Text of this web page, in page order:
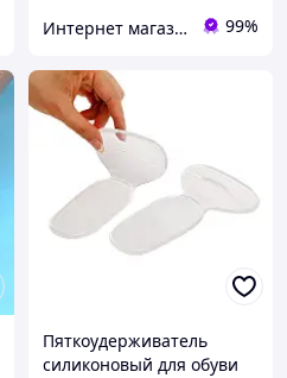
Интернет магазин GoGoShop 99%
Пяткоудерживатель
силиконовый для обуви